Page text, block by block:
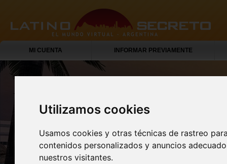
Utilizamos cookies
Usamos cookies y otras técnicas de rastreo
contenidos personalizados y anuncios
nuestros visitantes.
MI CUENTA INFORMAR PREVIAMENTE